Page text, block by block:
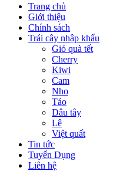
Trang chủ
Giới thiệu
Chính sách
Trái cây nhập khẩu
Giỏ quà tết
Cherry
Kiwi
Cam
Nho
Táo
Dâu tây
Lê
Việt quất
Tin tức
Tuyển Dụng
Liên hệ